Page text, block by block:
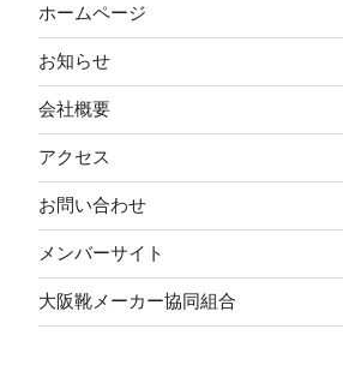
ホームページ
お知らせ
会社概要
アクセス
お問い合わせ
メンバーサイト
大阪靴メーカー協同組合